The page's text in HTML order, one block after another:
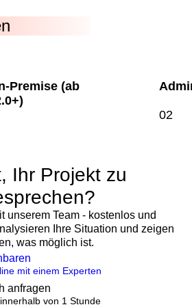
Premise (ab
Ihr Projekt zu
unserem Team - kostenlos und
Ihre Situation und zeigen
was möglich ist.
mit einem Experten
anfragen
von 1 Stunde